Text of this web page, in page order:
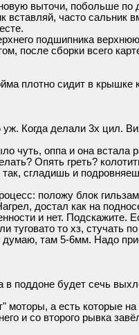
выточи, побольше по
вставляй, часто сальник
подшипника
после сборки всего
плотно сидит в крышке
Когда делали 3х цил.
чуть, оппа и она встала
Опять греть?
сгладишь и
положу блок
достал как на
и нет.
туговато то хз, стучать
там 5-6мм. Надо
в поддоне будет сечь
а есть которые
и со второго рывка